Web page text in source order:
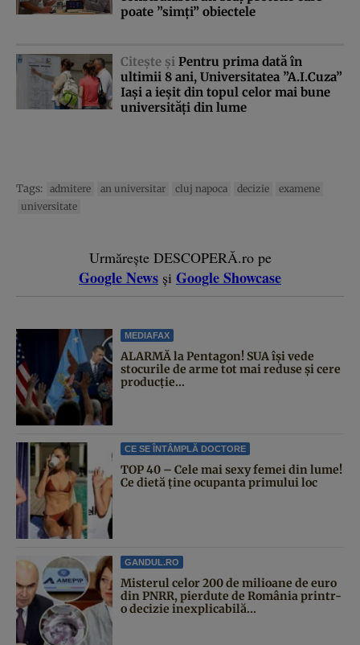
poate ”simţi” obiectele
Citeşte şi Pentru prima dată în
ultimii 8 ani, Universitatea ”A.I.Cuza”
Iaşi a ieşit din topul celor mai bune
universităţi din lume
Tags: admitere an universitar cluj napoca decizie
examene
universitate
Urmărește DESCOPERĂ.ro pe
Google News și Google Showcase
MEDIAFAX
ALARMĂ la Pentagon! SUA își vede
stocurile de arme tot mai reduse și cere
producție...
CE SE ÎNTÂMPLĂ DOCTORE
TOP 40 – Cele mai sexy femei din lume!
Ce dietă ține ocupanta primului loc
GANDUL.RO
Misterul celor 200 de milioane de euro
din PNRR, pierdute de România printr-
o decizie inexplicabilă...